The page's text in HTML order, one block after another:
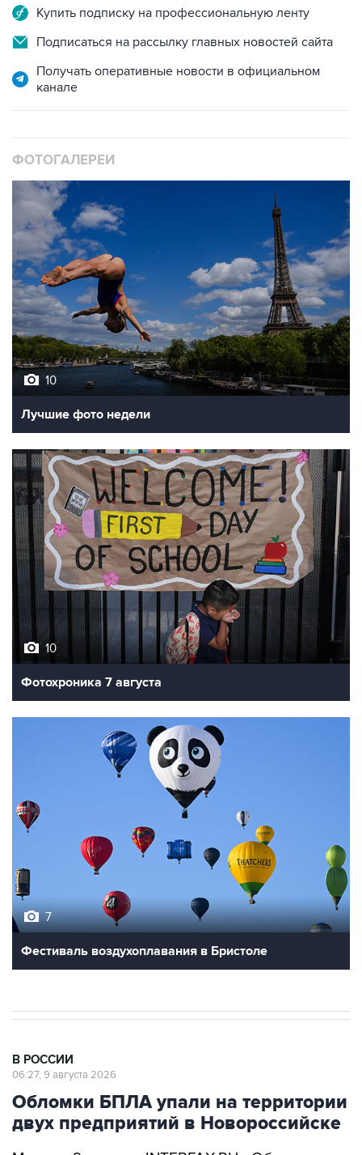
Купить подписку на профессиональную ленту
Подписаться на рассылку главных новостей сайта
Получать оперативные новости в официальном
канале
ФОТОГАЛЕРЕИ
10
Лучшие фото недели
10
Фотохроника 7 августа
7
Фестиваль воздухоплавания в Бристоле
В РОССИИ
06:27, 9 августа 2026
Обломки БПЛА упали на территории
двух предприятий в Новороссийске